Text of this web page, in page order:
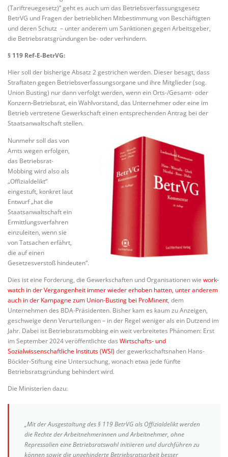
(Tariftreuegesetz)“ geht es auch um das Betriebsverfassungsgesetz
BetrVG und Fragen der betrieblichen Mitbestimmung von Beschäftigten
und deren Schutz – unter anderem um Sanktionen gegen Arbeitsgeber,
die Betriebsratsgründungen be- oder verhindern.
§ 119 Ref-E-BetrVG:
Hier soll der bisherige Absatz 2 gestrichen werden. Dieser besagt, dass
Straftaten gegen Betriebsverfassungsorgane und ihre Mitglieder (sog.
Union Busting) nur dann verfolgt werden, wenn ein Orts-/Gesamt- oder
Konzern-Betriebsrat, ein Wahlvorstand, das Unternehmer oder eine im
Betrieb vertretene Gewerkschaft einen entsprechenden Antrag bei der
Staatsanwaltschaft stellen.
Nunmehr soll das von
Amts wegen erfolgen,
das Betriebsrat-
Mobbing wird also als
„Offizialdelikt“
eingestuft, konkret laut
Entwurf „hat die
Staatsanwaltschaft ein
Ermittlungsverfahren
einzuleiten, wenn sie
von Tatsachen erfährt,
die auf einen
Gesetzesverstoß hindeuten“.
Dies ist eine Forderung, die Gewerkschaften und Organisationen wie work-
watch in der Vergangenheit immer wieder erhoben hatten, unter anderem
auch in der Kampagne zum Union-Busting bei ProMinent, dem
Unternehmen des BDA-Präsidenten. Bisher kam es kaum zu Anzeigen,
geschweige denn Verurteilungen – in der Regel weniger als ein Dutzend im
Jahr. Dabei ist Betriebsratsmobbing ein weit verbreitetes Phänomen: Erst
im September 2024 veröffentlichte das Wirtschafts- und
Sozialwissenschaftliche Instituts (WSI) der gewerkschaftsnahen Hans-
Böckler-Stiftung eine Untersuchung, wonach etwa jede fünfte
Betriebsratsgründung behindert wird.
Die Ministerien dazu:
„Mit der Ausgestaltung des § 119 BetrVG als Offizialdelikt werden
die Rechte der Arbeitnehmerinnen und Arbeitnehmer, ohne
Repressalien eine Betriebsratswahl initiieren und durchführen zu
können sowie die ungehinderte Betriebsratsarbeit besser